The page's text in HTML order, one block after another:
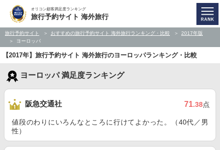
オリコン顧客満足度ランキング
旅行予約サイト 海外旅行
旅行予約サイト おすすめの旅行予約サイト 海外旅行ランキング・比較
2017年版
ヨーロッパ
【2017年】旅行予約サイト 海外旅行のヨーロッパランキング・比較
ヨーロッパ 満足度ランキング
阪急交通社 71.38点
値段のわりにいろんなところに行けてよかった。（40代／男
性）